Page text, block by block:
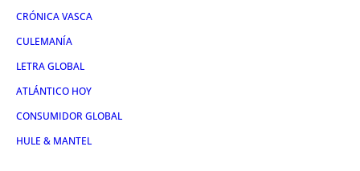
CRÓNICA VASCA
CULEMANÍA
LETRA GLOBAL
ATLÁNTICO HOY
CONSUMIDOR GLOBAL
HULE & MANTEL